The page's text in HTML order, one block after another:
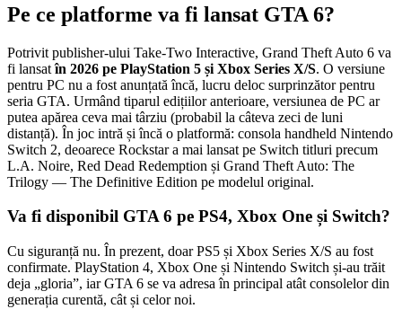
Pe ce platforme va fi lansat GTA 6?
Potrivit publisher-ului Take-Two Interactive, Grand Theft Auto 6 va
fi lansatîn 2026 pe PlayStation 5 și Xbox Series X/S. O versiune
pentru PC nu a fost anunțată încă, lucru deloc surprinzător pentru
seria GTA. Urmând tiparul edițiilor anterioare, versiunea de PC ar
putea apărea ceva mai târziu (probabil la câteva zeci de luni
distanță). În joc intră și încă o platformă: consola handheld Nintendo
Switch 2, deoarece Rockstar a mai lansat pe Switch titluri precum
L.A. Noire, Red Dead Redemption și Grand Theft Auto: The
Trilogy — The Definitive Edition pe modelul original.
Va fi disponibil GTA 6 pe PS4, Xbox One și Switch?
Cu siguranță nu. În prezent, doar PS5 și Xbox Series X/S au fost
confirmate. PlayStation 4, Xbox One și Nintendo Switch și-au trăit
deja „gloria”, iar GTA 6 se va adresa în principal atât consolelor din
generația curentă, cât și celor noi.